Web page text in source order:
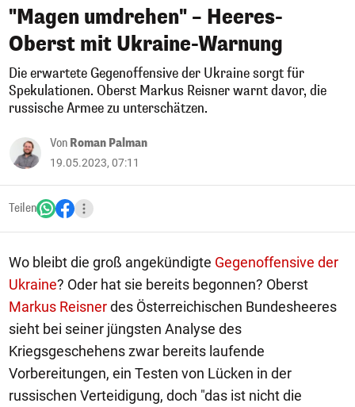
"Magen umdrehen" – Heeres-
Oberst mit Ukraine-Warnung
Die erwartete Gegenoffensive der Ukraine sorgt für
Spekulationen. Oberst Markus Reisner warnt davor, die
russische Armee zu unterschätzen.
Von Roman Palman
19.05.2023, 07:11
Teilen
Wo bleibt die groß angekündigte Gegenoffensive der
Ukraine? Oder hat sie bereits begonnen? Oberst
Markus Reisnerdes Österreichischen Bundesheeres
sieht bei seiner jüngsten Analyse des
Kriegsgeschehens zwar bereits laufende
Vorbereitungen, ein Testen von Lücken in der
russischen Verteidigung, doch "das ist nicht die